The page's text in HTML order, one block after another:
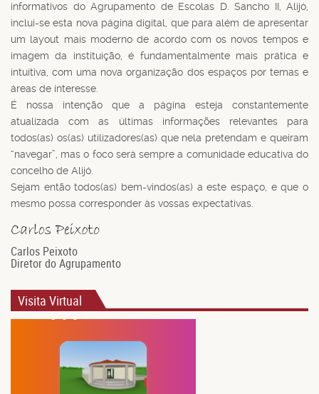
informativos do Agrupamento de Escolas D. Sancho II, Alijó,
inclui-se esta nova página digital, que para além de apresentar
um layout mais moderno de acordo com os novos tempos e
imagem da instituição, é fundamentalmente mais prática e
intuitiva, com uma nova organização dos espaços por temas e
áreas de interesse.
É nossa intenção que a página esteja constantemente
atualizada com as últimas informações relevantes para
todos(as) os(as) utilizadores(as) que nela pretendam e queiram
“navegar”, mas o foco será sempre a comunidade educativa do
concelho de Alijó.
Sejam então todos(as) bem-vindos(as) a este espaço, e que o
mesmo possa corresponder às vossas expectativas.
Carlos Peixoto
Diretor do Agrupamento
Visita Virtual